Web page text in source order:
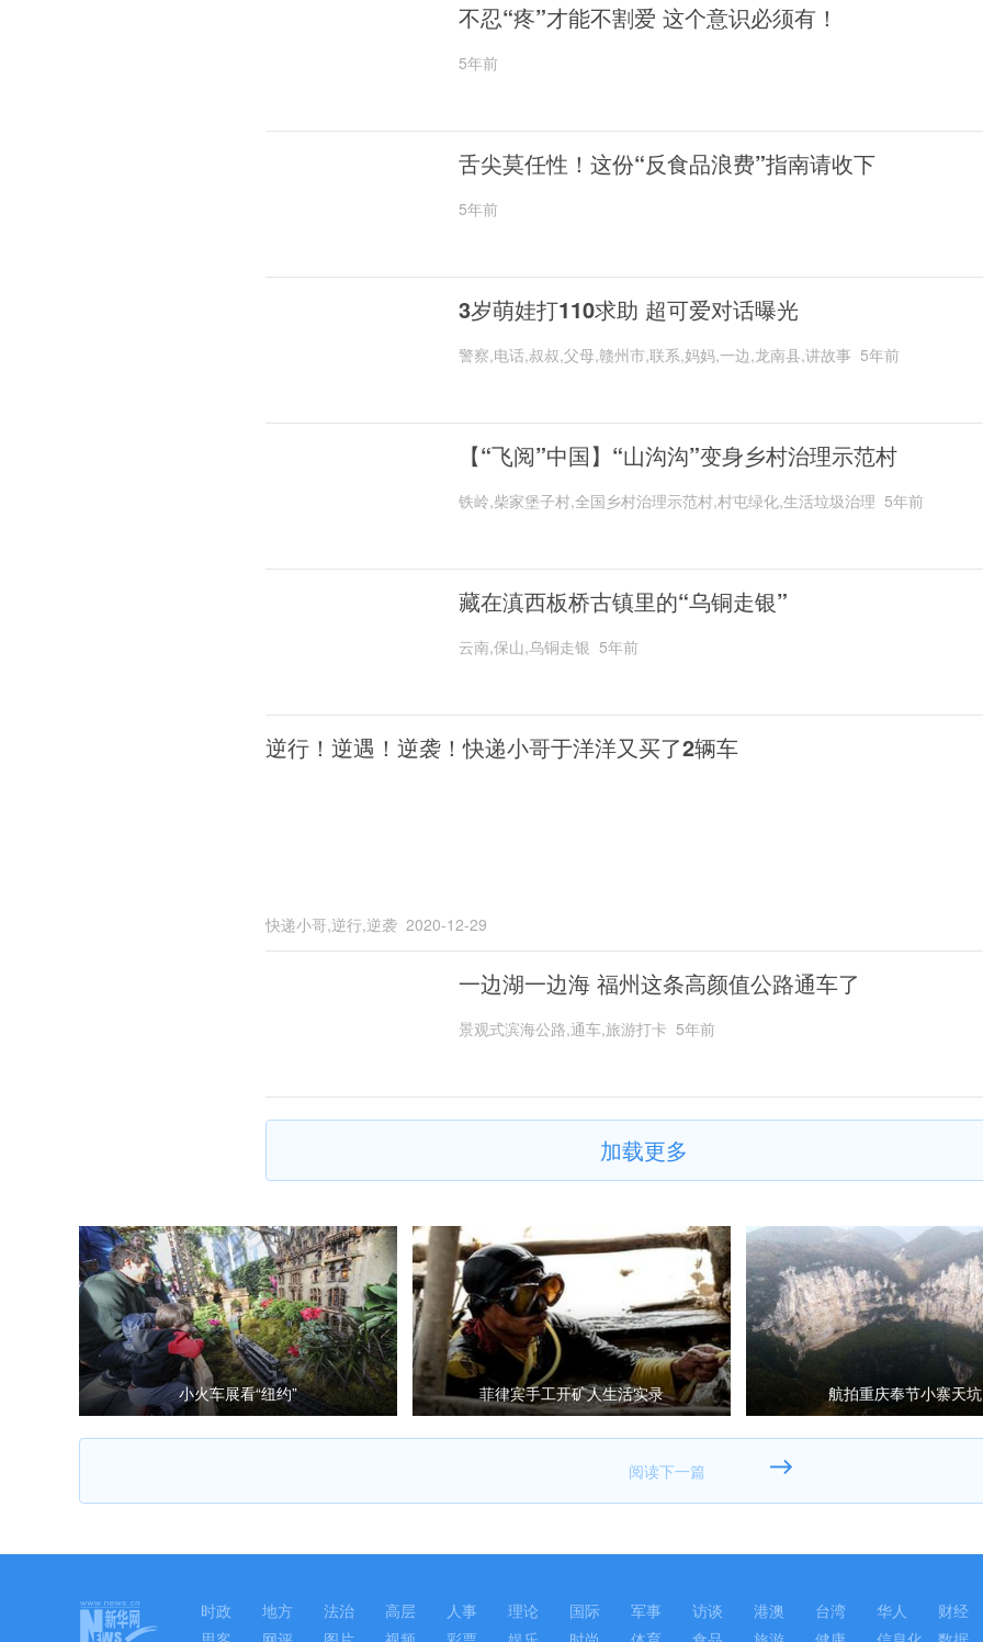
不忍“疼”才能不割爱 这个意识必须有！
5年前
舌尖莫任性！这份“反食品浪费”指南请收下
5年前
3岁萌娃打110求助 超可爱对话曝光
警察,电话,叔叔,父母,赣州市,联系,妈妈,一边,龙南县,讲故事 5年前
【“飞阅”中国】“山沟沟”变身乡村治理示范村
铁岭,柴家堡子村,全国乡村治理示范村,村屯绿化,生活垃圾治理 5年前
藏在滇西板桥古镇里的“乌铜走银”
云南,保山,乌铜走银 5年前
逆行！逆遇！逆袭！快递小哥于洋洋又买了2辆车
快递小哥,逆行,逆袭 2020-12-29
一边湖一边海 福州这条高颜值公路通车了
景观式滨海公路,通车,旅游打卡 5年前
加载更多
小火车展看“纽约” 菲律宾手工开矿人生活实录 航拍重庆奉节小寨天坑
时政 地方 法治 高层 人事 理论 国际 军事 访谈 港澳 台湾 华人 财经